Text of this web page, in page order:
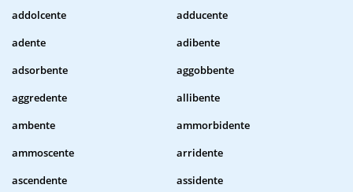
addolcente
adducente
adente
adibente
adsorbente
aggobbente
aggredente
allibente
ambente
ammorbidente
ammoscente
arridente
ascendente
assidente